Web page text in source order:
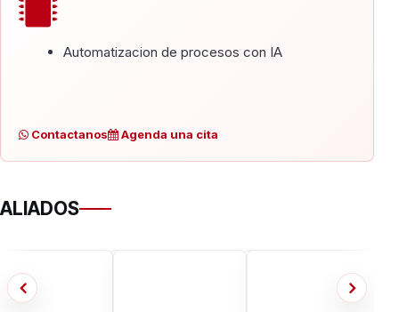
Automatizacion de procesos con IA
Contactanos Agenda una cita
ALIADOS